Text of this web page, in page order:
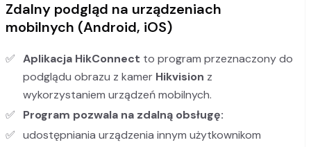
Zdalny podgląd na urządzeniach
mobilnych (Android, iOS)
Aplikacja HikConnect to program przeznaczony do
podglądu obrazu z kamer Hikvision z
wykorzystaniem urządzeń mobilnych.
Program pozwala na zdalną obsługę:
udostępniania urządzenia innym użytkownikom